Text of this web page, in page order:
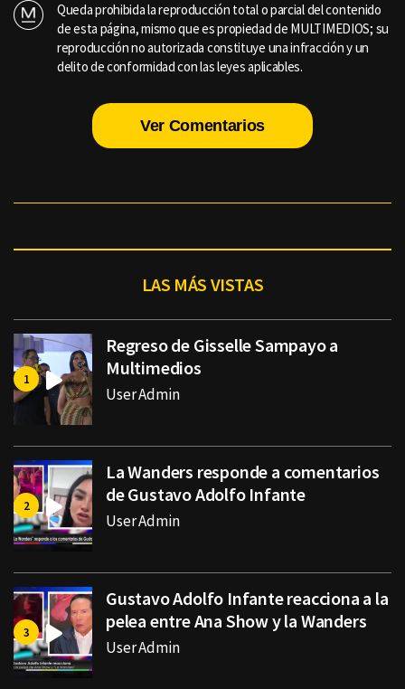
Queda prohibida la reproducción total o parcial del contenido
de esta página, mismo que es propiedad de MULTIMEDIOS; su
reproducción no autorizada constituye una infracción y un
delito de conformidad con las leyes aplicables.
Ver Comentarios
LAS MÁS VISTAS
Regreso de Gisselle Sampayo a
Multimedios
User Admin
La Wanders responde a comentarios
de Gustavo Adolfo Infante
User Admin
Gustavo Adolfo Infante reacciona a la
pelea entre Ana Show y la Wanders
User Admin